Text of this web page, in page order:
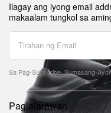
Ilagay ang iyong email
makaalam tungkol sa
Sa Pag-Subscribe, Sumasang-
Paglalarawan